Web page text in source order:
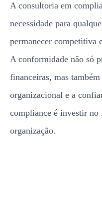
A consultoria em
necessidade para
permanecer competitiva
A conformidade não só
financeiras, mas
organizacional e a
compliance é investir no
organização.